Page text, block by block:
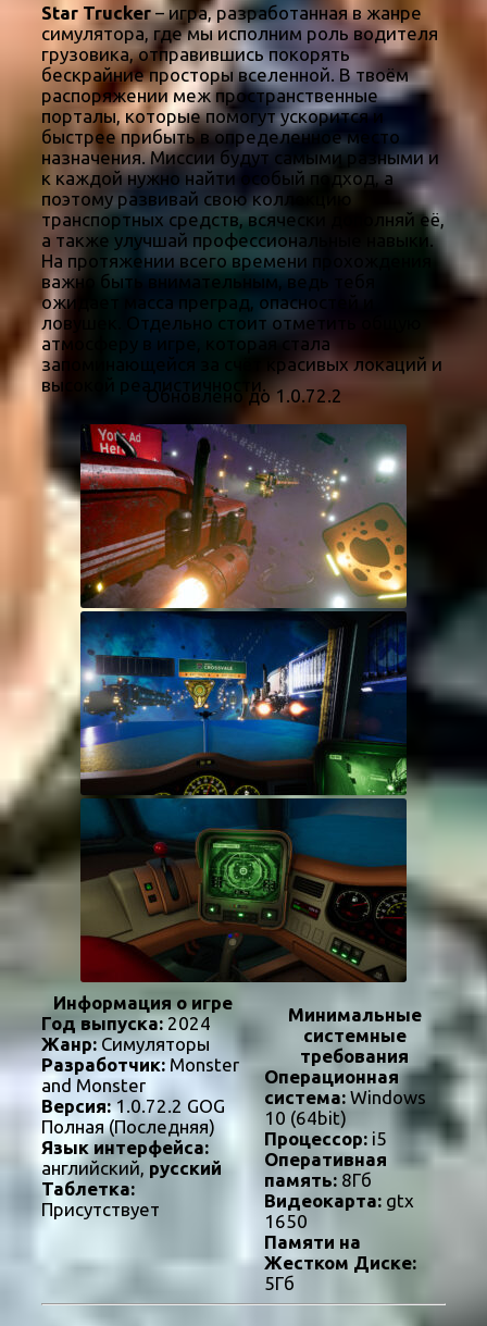
Star Trucker– игра, разработанная в жанре
симулятора, где мы исполним роль водителя
грузовика, отправившись покорять
бескрайние просторы вселенной. В твоём
распоряжении меж пространственные
порталы, которые помогут ускорится и
быстрее прибыть в определенное место
назначения. Миссии будут самыми разными и
к каждой нужно найти особый подход, а
поэтому развивай свою коллекцию
транспортных средств, всячески дополняй её,
а также улучшай профессиональные навыки.
На протяжении всего времени прохождения
важно быть внимательным, ведь тебя
ожидает масса преград, опасностей и
ловушек. Отдельно стоит отметить общую
атмосферу в игре, которая стала
запоминающейся за счёт красивых локаций и
высокой реалистичности.
Обновлено до 1.0.72.2
Информация о игре
Год выпуска:2024
Жанр:Симуляторы
Разработчик: Monster
and Monster
Версия:1.0.72.2 GOG
Полная (Последняя)
Язык интерфейса:
английский, русский
Таблетка:
Присутствует
Минимальные
системные
требования
Операционная
система:Windows
10 (64bit)
Процессор:i5
Оперативная
память:8Гб
Видеокарта:gtx
1650
Памяти на
Жестком Диске:
5Гб